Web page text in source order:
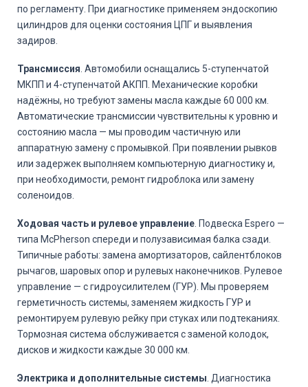
по регламенту. При диагностике применяем эндоскопию
цилиндров для оценки состояния ЦПГ и выявления
задиров.
Трансмиссия . Автомобили оснащались 5-ступенчатой
МКПП и 4-ступенчатой АКПП. Механические коробки
надёжны, но требуют замены масла каждые 60 000 км.
Автоматические трансмиссии чувствительны к уровню и
состоянию масла — мы проводим частичную или
аппаратную замену с промывкой. При появлении рывков
или задержек выполняем компьютерную диагностику и,
при необходимости, ремонт гидроблока или замену
соленоидов.
Ходовая часть и рулевое управление . Подвеска Espero —
типа McPherson спереди и полузависимая балка сзади.
Типичные работы: замена амортизаторов, сайлентблоков
рычагов, шаровых опор и рулевых наконечников. Рулевое
управление — с гидроусилителем (ГУР). Мы проверяем
герметичность системы, заменяем жидкость ГУР и
ремонтируем рулевую рейку при стуках или подтеканиях.
Тормозная система обслуживается с заменой колодок,
дисков и жидкости каждые 30 000 км.
Электрика и дополнительные системы . Диагностика